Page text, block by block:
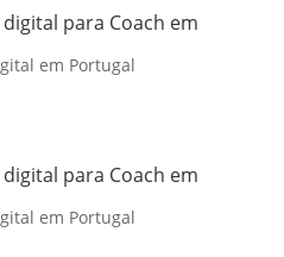
para Coach em
em Portugal
para Coach em
em Portugal